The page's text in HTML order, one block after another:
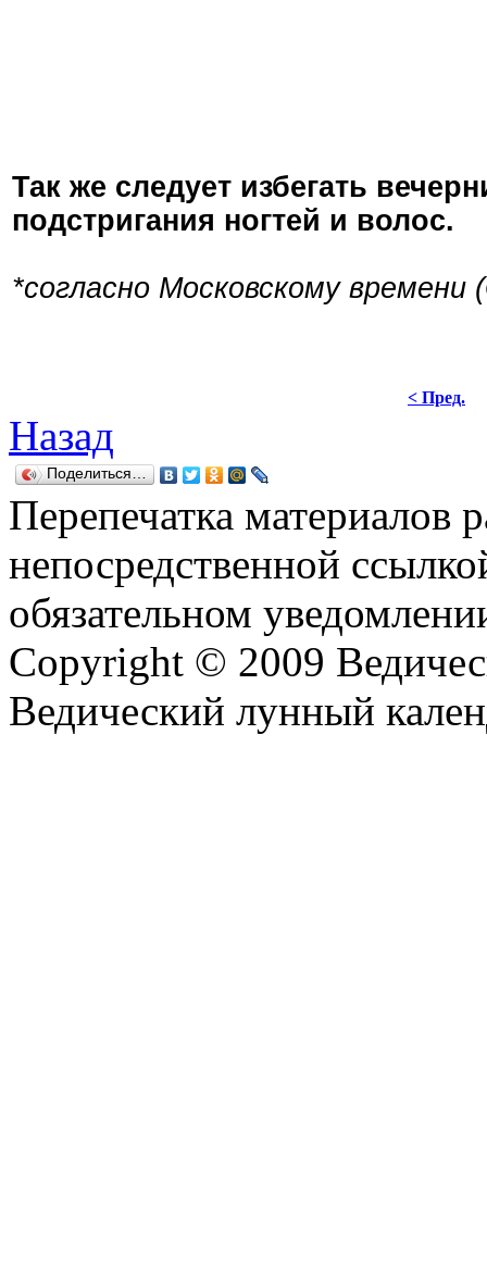
Так же следует избегать
подстригания ногтей и волос.
*согласно Московскому времени
< Пред.
Назад
Поделиться…
Перепечатка материалов
непосредственной
обязательном
Copyright © 2009
Ведический лунный